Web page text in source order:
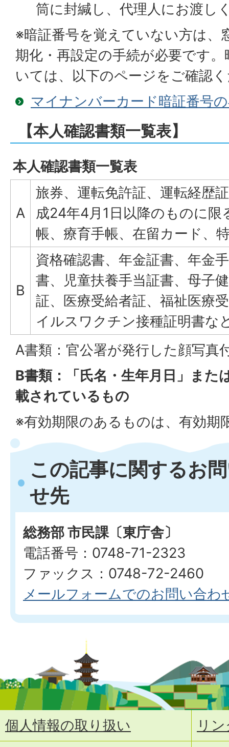
筒に封緘し、代理人にお渡し
※暗証番号を覚えていない方は、
期化・再設定の手続が必要です
いては、以下のページをご確認
マイナンバーカード暗証番号
【本人確認書類一覧表】
本人確認書類一覧表
A
旅券、運転免許証、運転経歴
成24年4月1日以降のものに限
帳、療育手帳、在留カード、
B
資格確認書、年金証書、年金
書、児童扶養手当証書、母子
証、医療受給者証、福祉医療
イルスワクチン接種証明書な
A書類：官公署が発行した顔写真
B書類：「氏名・生年月日」また
載されているもの
※有効期限のあるものは、有効期
この記事に関するお
せ先
総務部 市民課〔東庁舎〕
電話番号：0748-71-2323
ファックス：0748-72-2460
メールフォームでのお問い合わ
個人情報の取り扱い
リ